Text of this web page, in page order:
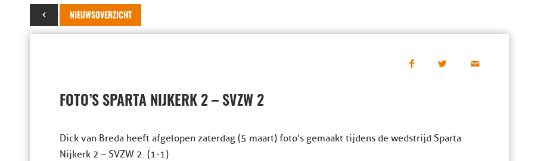
NIEUWSOVERZICHT
07 maart 2016
FOTO’S SPARTA NIJKERK 2 – SVZW 2
Dick van Breda heeft afgelopen zaterdag (5 maart) foto’s gemaakt tijdens de wedstrijd Sparta
Nijkerk 2 – SVZW 2. (1-1)